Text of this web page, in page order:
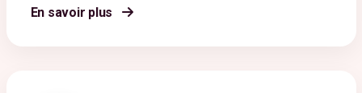
En savoir plus